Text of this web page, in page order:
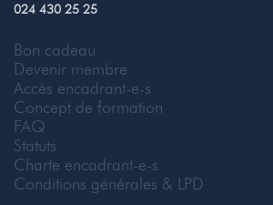
024 430 25 25
Bon cadeau
Devenir membre
Accès encadrant-e-s
Concept de formation
FAQ
Statuts
Charte encadrant-e-s
Conditions générales & LPD